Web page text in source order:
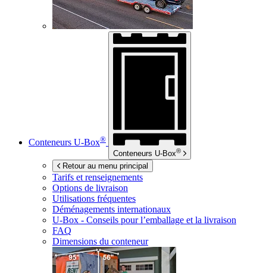
Conteneurs U-Box®
Conteneurs U-Box®
Retour au menu principal
Tarifs et renseignements
Options de livraison
Utilisations fréquentes
Déménagements internationaux
U-Box - Conseils pour l’emballage et la livraison
FAQ
Dimensions du conteneur